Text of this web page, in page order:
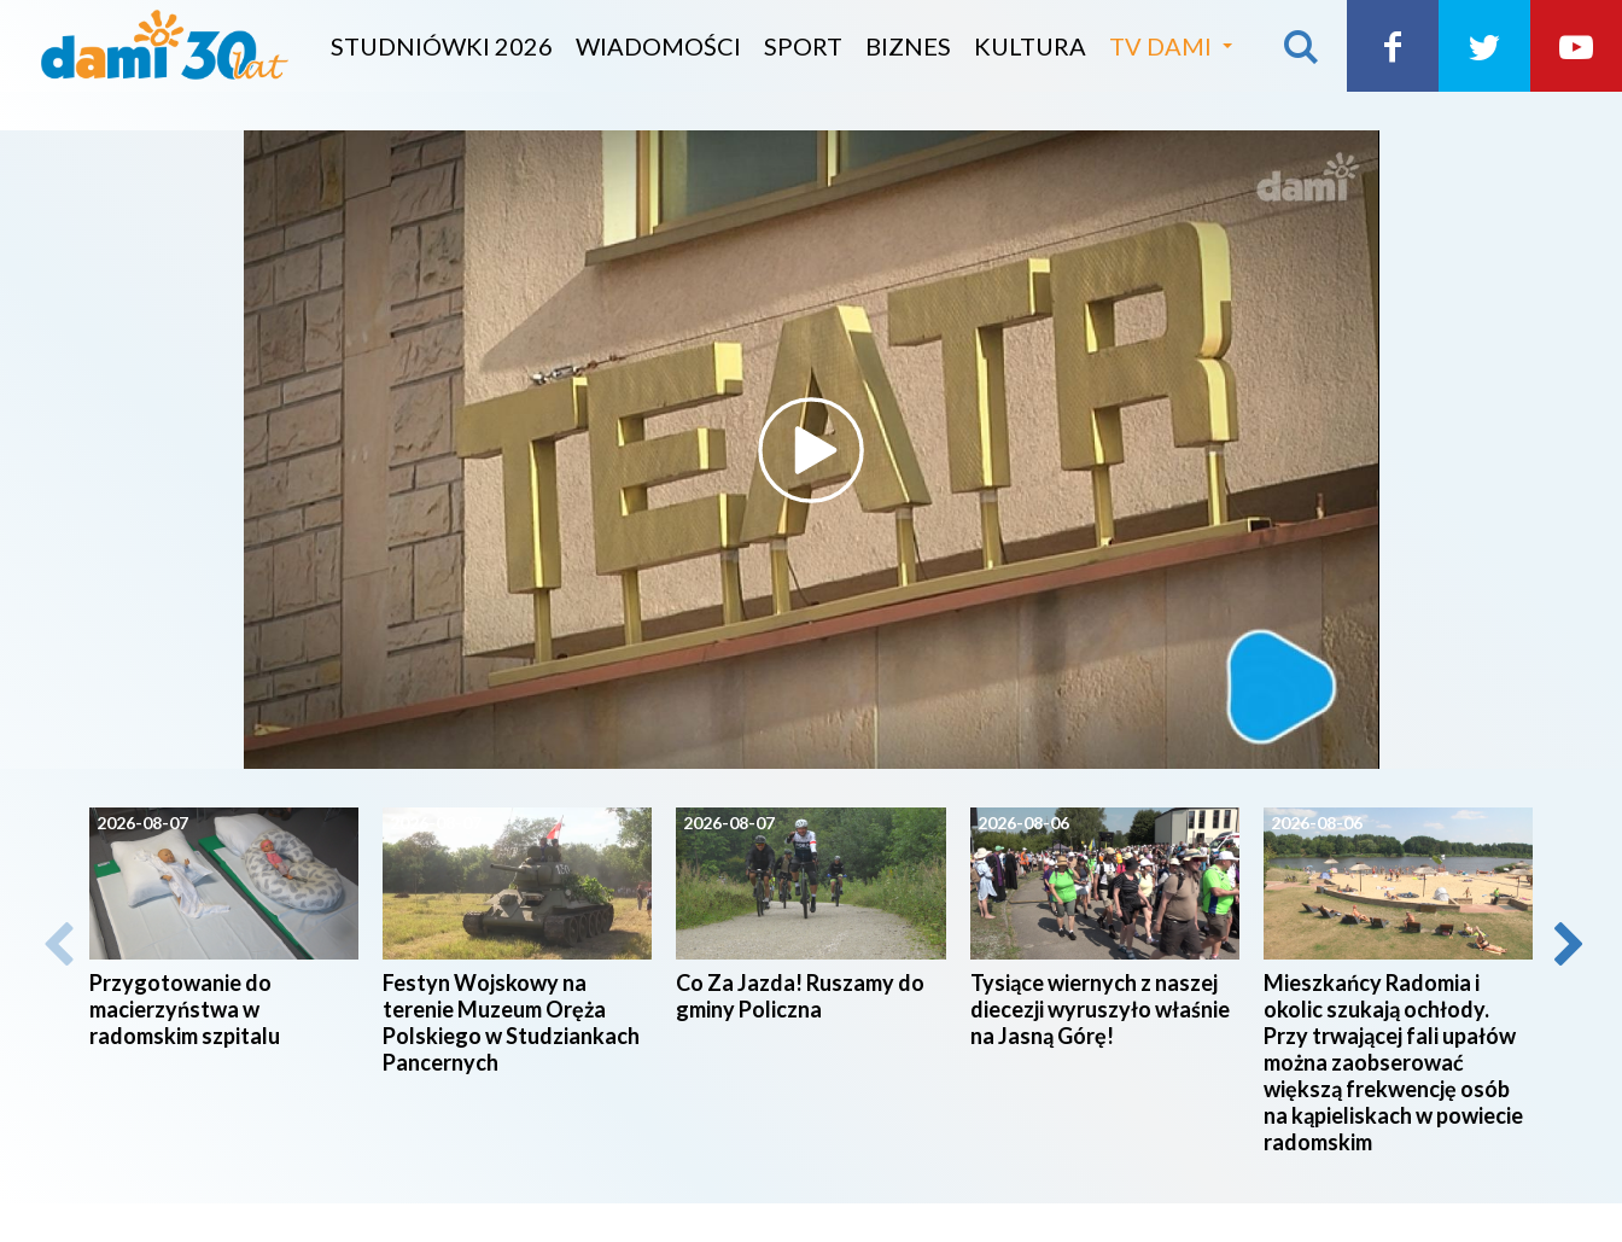
STUDNIÓWKI 2026 WIADOMOŚCI SPORT BIZNES KULTURA TV DAMI
2026-08-07
Przygotowanie do
macierzyństwa w
radomskim szpitalu
Festyn Wojskowy na
terenie Muzeum Oręża
Polskiego w Studziankach
Pancernych
2026-08-07
Co Za Jazda! Ruszamy do
gminy Policzna
2026-08-06
Tysiące wiernych z naszej
diecezji wyruszyło właśnie
na Jasną Górę!
2026-08-06
Mieszkańcy Radomia i
okolic szukają ochłody.
Przy trwającej fali upałów
można zaobserować
większą frekwencję osób
na kąpieliskach w powiecie
radomskim